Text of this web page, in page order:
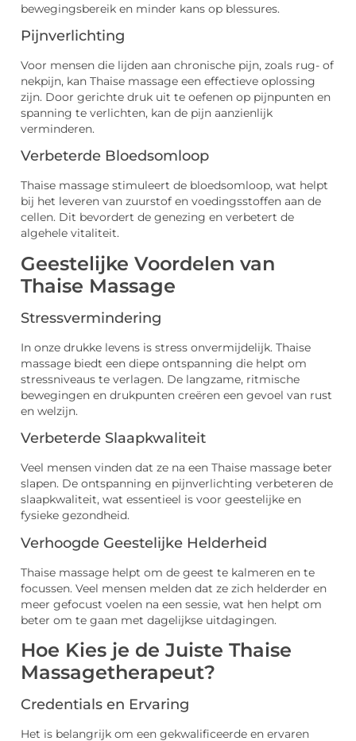
bewegingsbereik en minder kans op blessures.
Pijnverlichting
Voor mensen die lijden aan chronische pijn, zoals rug- of
nekpijn, kan Thaise massage een effectieve oplossing
zijn. Door gerichte druk uit te oefenen op pijnpunten en
spanning te verlichten, kan de pijn aanzienlijk
verminderen.
Verbeterde Bloedsomloop
Thaise massage stimuleert de bloedsomloop, wat helpt
bij het leveren van zuurstof en voedingsstoffen aan de
cellen. Dit bevordert de genezing en verbetert de
algehele vitaliteit.
Geestelijke Voordelen van
Thaise Massage
Stressvermindering
In onze drukke levens is stress onvermijdelijk. Thaise
massage biedt een diepe ontspanning die helpt om
stressniveaus te verlagen. De langzame, ritmische
bewegingen en drukpunten creëren een gevoel van rust
en welzijn.
Verbeterde Slaapkwaliteit
Veel mensen vinden dat ze na een Thaise massage beter
slapen. De ontspanning en pijnverlichting verbeteren de
slaapkwaliteit, wat essentieel is voor geestelijke en
fysieke gezondheid.
Verhoogde Geestelijke Helderheid
Thaise massage helpt om de geest te kalmeren en te
focussen. Veel mensen melden dat ze zich helderder en
meer gefocust voelen na een sessie, wat hen helpt om
beter om te gaan met dagelijkse uitdagingen.
Hoe Kies je de Juiste Thaise
Massagetherapeut?
Credentials en Ervaring
Het is belangrijk om een gekwalificeerde en ervaren